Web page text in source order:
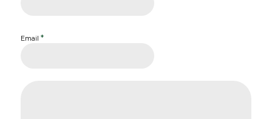
Email *